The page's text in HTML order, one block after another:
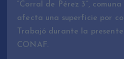
“Corral de Pérez 3”,
afecta una superficie por
Trabajó durante la
CONAF.